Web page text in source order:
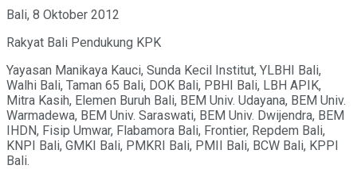
Bali, 8 Oktober 2012
Rakyat Bali Pendukung KPK
Yayasan Manikaya Kauci, Sunda Kecil Institut, YLBHI Bali,
Walhi Bali, Taman 65 Bali, DOK Bali, PBHI Bali, LBH APIK,
Mitra Kasih, Elemen Buruh Bali, BEM Univ. Udayana, BEM Univ.
Warmadewa, BEM Univ. Saraswati, BEM Univ. Dwijendra, BEM
IHDN, Fisip Umwar, Flabamora Bali, Frontier, Repdem Bali,
KNPI Bali, GMKI Bali, PMKRI Bali, PMII Bali, BCW Bali, KPPI
Bali.